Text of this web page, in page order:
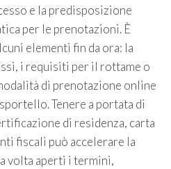
e la predisposizione
per le prenotazioni. È
elementi fin da ora: la
i requisiti per il rottame o
di prenotazione online
Tenere a portata di
di residenza, carta
fiscali può accelerare la
volta aperti i termini,